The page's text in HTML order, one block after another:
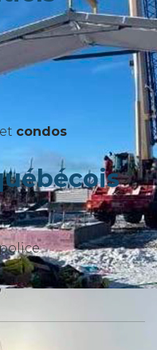
et condos